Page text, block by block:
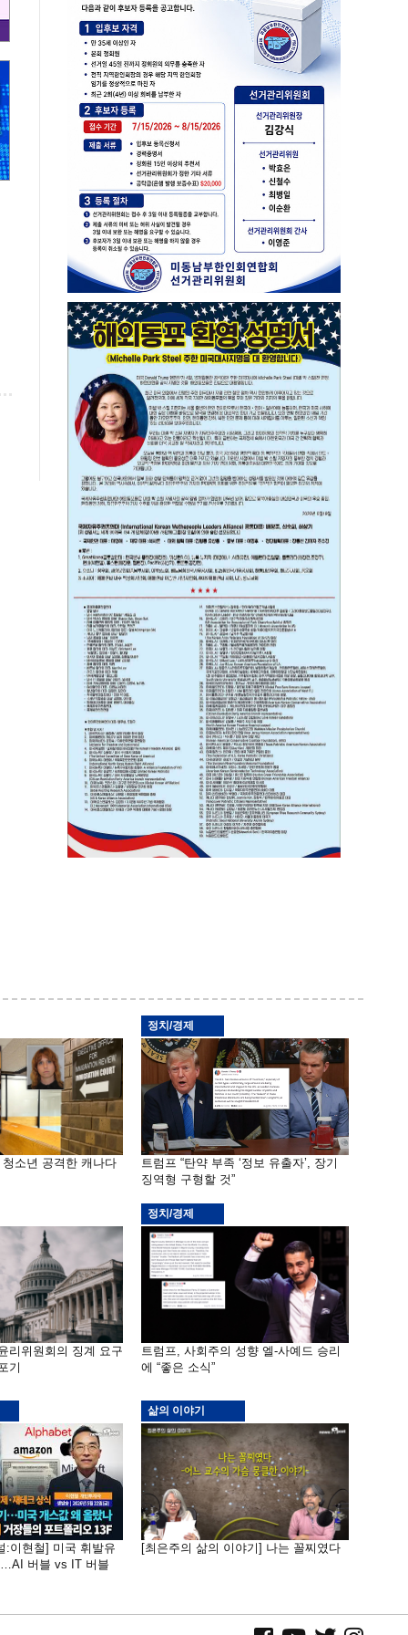
청소년 공격한 캐나다
정치/경제
트럼프 “탄약 부족 ‘정보 유출자’, 장기
징역형 구형할 것”
리위원회의 징계 요구
기
정치/경제
트럼프, 사회주의 성향 엘-사예드 승리
에 “좋은 소식”
:이현철] 미국 휘발유
버블 vs IT 버블
삶의 이야기
[최은주의 삶의 이야기] 나는 꼴찌였다